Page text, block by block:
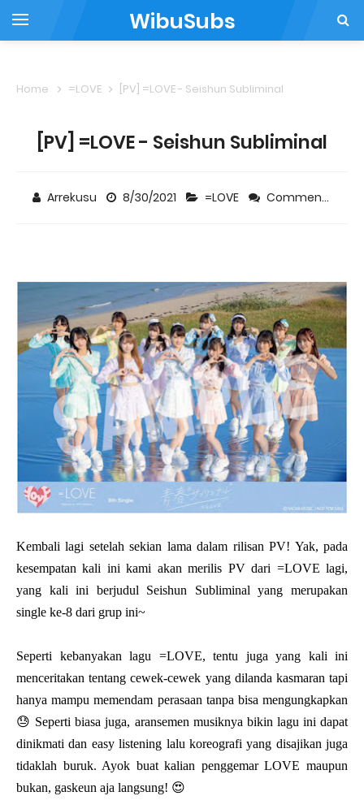
WibuSubs
Home =LOVE [PV] =LOVE - Seishun Subliminal
[PV] =LOVE - Seishun Subliminal
Arrekusu 8/30/2021 =LOVE Comment
Kembali lagi setelah sekian lama dalam rilisan PV! Yak, pada
kesempatan kali ini kami akan merilis PV dari =LOVE lagi,
yang kali ini berjudul Seishun Subliminal yang merupakan
single ke-8 dari grup ini~
Seperti kebanyakan lagu =LOVE, tentu juga yang kali ini
menceritakan tentang cewek-cewek yang dilanda kasmaran tapi
hanya mampu memendam perasaan tanpa bisa mengungkapkan
😓 Seperti biasa juga, aransemen musiknya bikin lagu ini dapat
dinikmati dan easy listening lalu koreografi yang disajikan juga
tidaklah buruk. Ayok buat kalian penggemar LOVE maupun
bukan, gaskeun aja langsung! 😍